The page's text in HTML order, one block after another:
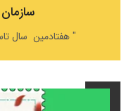
" هفتادمین سال